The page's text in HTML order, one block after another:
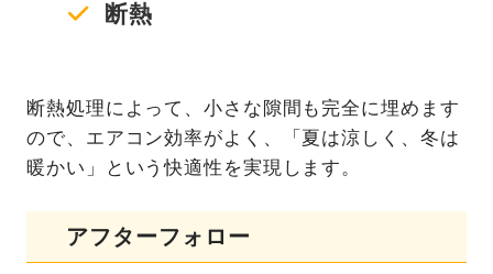
断熱
断熱処理によって、小さな隙間も完全に埋めます
ので、エアコン効率がよく、「夏は涼しく、冬は
暖かい」という快適性を実現します。
アフターフォロー